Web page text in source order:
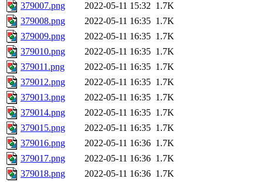
379007.png
2022-05-11 15:32 1.7K
379008.png
2022-05-11 16:35 1.7K
379009.png
2022-05-11 16:35 1.7K
379010.png
2022-05-11 16:35 1.7K
379011.png
2022-05-11 16:35 1.7K
379012.png
2022-05-11 16:35 1.7K
379013.png
2022-05-11 16:35 1.7K
379014.png
2022-05-11 16:35 1.7K
379015.png
2022-05-11 16:35 1.7K
379016.png
2022-05-11 16:36 1.7K
379017.png
2022-05-11 16:36 1.7K
379018.png
2022-05-11 16:36 1.7K